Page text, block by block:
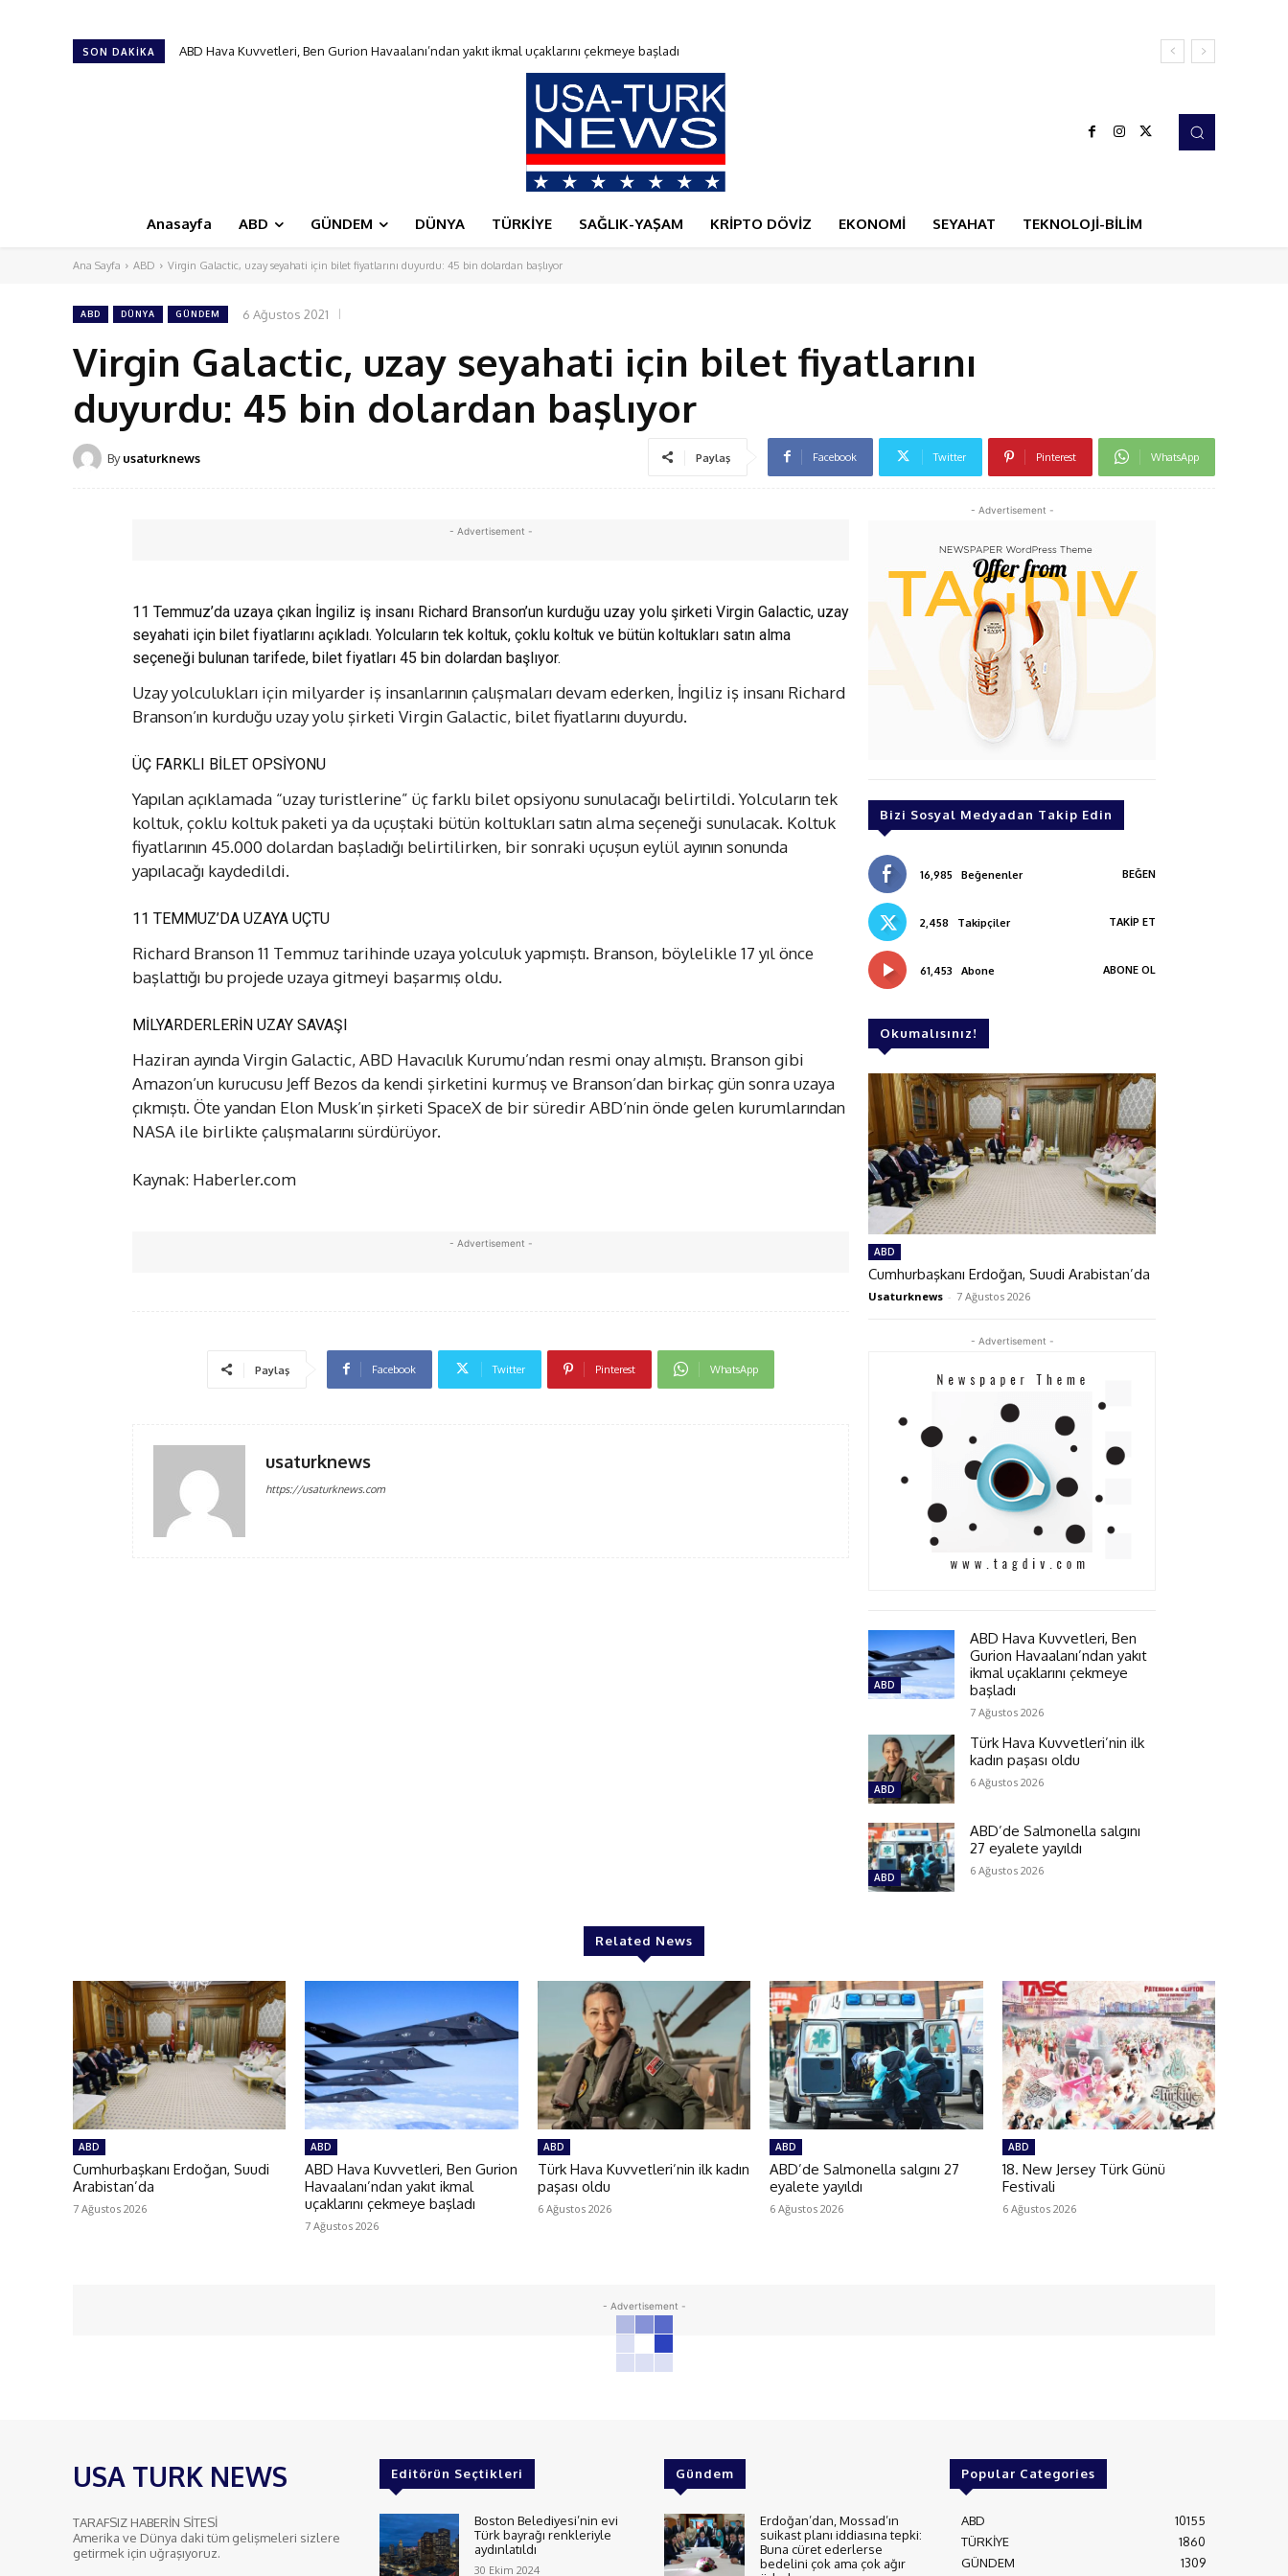
SON DAKIKA ABD Hava Kuvvetleri, Ben Gurion Havaalanı’ndan yakıt ikmal uçaklarını çekmeye başladı
Türk Hava Kuvvetleri’nin ilk kadın paşası oldu
Anasayfa ABD GÜNDEM DÜNYA TÜRKİYE SAĞLIK-YAŞAM KRİPTO DÖVİZ EKONOMİ SEYAHAT TEKNOLOJİ-BİLİM
Ana Sayfa ABD Virgin Galactic, uzay seyahati için bilet fiyatlarını duyurdu: 45 bin dolardan başlıyor
ABD DÜNYA GÜNDEM 6 Ağustos 2021
Virgin Galactic, uzay seyahati için bilet fiyatlarını
duyurdu: 45 bin dolardan başlıyor
By usaturknews Paylaş Facebook Twitter Pinterest WhatsApp
- Advertisement -
11 Temmuz’da uzaya çıkan İngiliz iş insanı Richard Branson’un kurduğu uzay yolu şirketi Virgin Galactic, uzay
seyahati için bilet fiyatlarını açıkladı. Yolcuların tek koltuk, çoklu koltuk ve bütün koltukları satın alma
seçeneği bulunan tarifede, bilet fiyatları 45 bin dolardan başlıyor.
Uzay yolculukları için milyarder iş insanlarının çalışmaları devam ederken, İngiliz iş insanı Richard
Branson’ın kurduğu uzay yolu şirketi Virgin Galactic, bilet fiyatlarını duyurdu.
ÜÇ FARKLI BİLET OPSİYONU
Yapılan açıklamada “uzay turistlerine” üç farklı bilet opsiyonu sunulacağı belirtildi. Yolcuların tek
koltuk, çoklu koltuk paketi ya da uçuştaki bütün koltukları satın alma seçeneği sunulacak. Koltuk
fiyatlarının 45.000 dolardan başladığı belirtilirken, bir sonraki uçuşun eylül ayının sonunda
yapılacağı kaydedildi.
11 TEMMUZ’DA UZAYA UÇTU
Richard Branson 11 Temmuz tarihinde uzaya yolculuk yapmıştı. Branson, böylelikle 17 yıl önce
başlattığı bu projede uzaya gitmeyi başarmış oldu.
MİLYARDERLERİN UZAY SAVAŞI
Haziran ayında Virgin Galactic, ABD Havacılık Kurumu’ndan resmi onay almıştı. Branson gibi
Amazon’un kurucusu Jeff Bezos da kendi şirketini kurmuş ve Branson’dan birkaç gün sonra uzaya
çıkmıştı. Öte yandan Elon Musk’ın şirketi SpaceX de bir süredir ABD’nin önde gelen kurumlarından
NASA ile birlikte çalışmalarını sürdürüyor.
Kaynak: Haberler.com
- Advertisement -
Paylaş Facebook Twitter Pinterest WhatsApp
usaturknews
https://usaturknews.com
- Advertisement -
Bizi Sosyal Medyadan Takip Edin
16,985 Beğenenler BEĞEN
2,458 Takipçiler TAKIP ET
61,453 Abone ABONE OL
Okumalısınız!
ABD
Cumhurbaşkanı Erdoğan, Suudi Arabistan’da
Usaturknews - 7 Ağustos 2026
- Advertisement -
ABD
ABD Hava Kuvvetleri, Ben
Gurion Havaalanı’ndan yakıt
ikmal uçaklarını çekmeye
başladı
7 Ağustos 2026
ABD
Türk Hava Kuvvetleri’nin ilk
kadın paşası oldu
6 Ağustos 2026
ABD
ABD’de Salmonella salgını
27 eyalete yayıldı
6 Ağustos 2026
Related News
ABD
Cumhurbaşkanı Erdoğan, Suudi
Arabistan’da
7 Ağustos 2026
ABD
ABD Hava Kuvvetleri, Ben Gurion
Havaalanı’ndan yakıt ikmal
uçaklarını çekmeye başladı
7 Ağustos 2026
ABD
Türk Hava Kuvvetleri’nin ilk kadın
paşası oldu
6 Ağustos 2026
ABD
ABD’de Salmonella salgını 27
eyalete yayıldı
6 Ağustos 2026
ABD
18. New Jersey Türk Günü
Festivali
6 Ağustos 2026
- Advertisement -
USA TURK NEWS
TARAFSIZ HABERİN SİTESİ
Amerika ve Dünya daki tüm gelişmeleri sizlere
getirmek için uğraşıyoruz.
Editörün Seçtikleri
Boston Belediyesi’nin evi
Türk bayrağı renkleriyle
aydınlatıldı
30 Ekim 2024
Gündem
Erdoğan’dan, Mossad’ın
suikast planı iddiasına tepki:
Buna cüret ederlerse
bedelini çok ama çok ağır
Popular Categories
ABD
10155
TÜRKİYE
1860
GÜNDEM
1309